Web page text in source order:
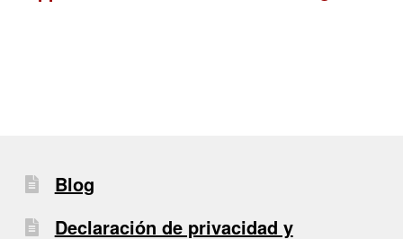
Blog
Declaración de privacidad y